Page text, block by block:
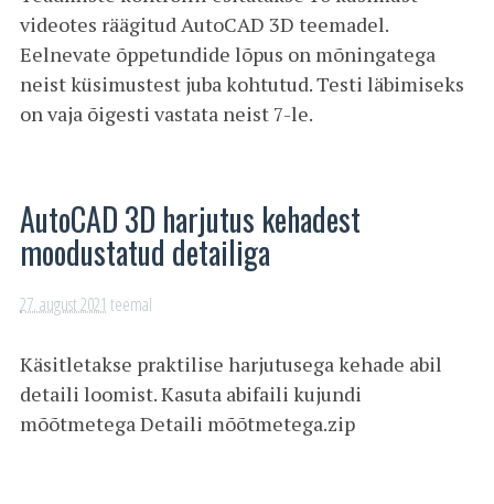
videotes räägitud AutoCAD 3D teemadel.
Eelnevate õppetundide lõpus on mõningatega
neist küsimustest juba kohtutud. Testi läbimiseks
on vaja õigesti vastata neist 7-le.
AutoCAD 3D harjutus kehadest
moodustatud detailiga
27. august 2021 teemal
Käsitletakse praktilise harjutusega kehade abil
detaili loomist. Kasuta abifaili kujundi
mõõtmetega Detaili mõõtmetega.zip